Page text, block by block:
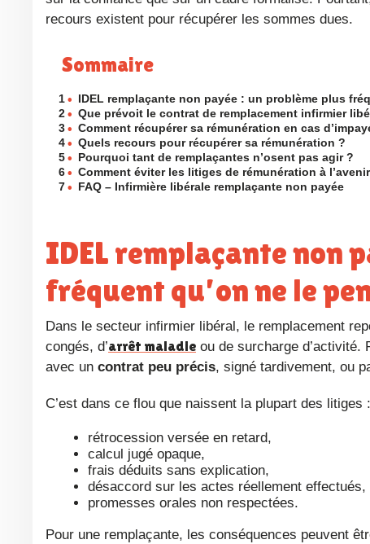
recours existent pour récupérer les sommes dues.
Sommaire
1 • IDEL remplaçante non payée : un problème plus
2 • Que prévoit le contrat de remplacement infirmier
3 • Comment récupérer sa rémunération en cas
4 • Quels recours pour récupérer sa rémunération ?
5 • Pourquoi tant de remplaçantes n’osent pas agir ?
6 • Comment éviter les litiges de rémunération à
7 • FAQ – Infirmière libérale remplaçante non payée
IDEL remplaçante non payée : un problème plus
fréquent qu’on ne le
Dans le secteur infirmier libéral, le remplacement repose souvent sur une organisation rapide, surtout en période de
congés, d’arrêt maladie ou de surcharge
avec un contrat peu précis, signé tardivement, ou
C’est dans ce flou que naissent la plupart des litiges :
rétrocession versée en retard,
calcul jugé opaque,
frais déduits sans explication,
désaccord sur les actes réellement effectués,
promesses orales non respectées.
Pour une remplaçante, les conséquences peuvent être lourdes. Contrairement à une salariée, elle ne perçoit pas un